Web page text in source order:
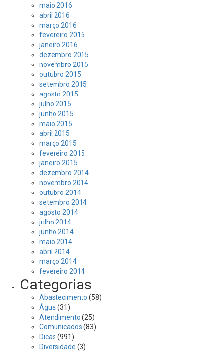
maio 2016
abril 2016
março 2016
fevereiro 2016
janeiro 2016
dezembro 2015
novembro 2015
outubro 2015
setembro 2015
agosto 2015
julho 2015
junho 2015
maio 2015
abril 2015
março 2015
fevereiro 2015
janeiro 2015
dezembro 2014
novembro 2014
outubro 2014
setembro 2014
agosto 2014
julho 2014
junho 2014
maio 2014
abril 2014
março 2014
fevereiro 2014
Categorias
Abastecimento (58)
Água (31)
Atendimento (25)
Comunicados (83)
Dicas (991)
Diversidade (3)